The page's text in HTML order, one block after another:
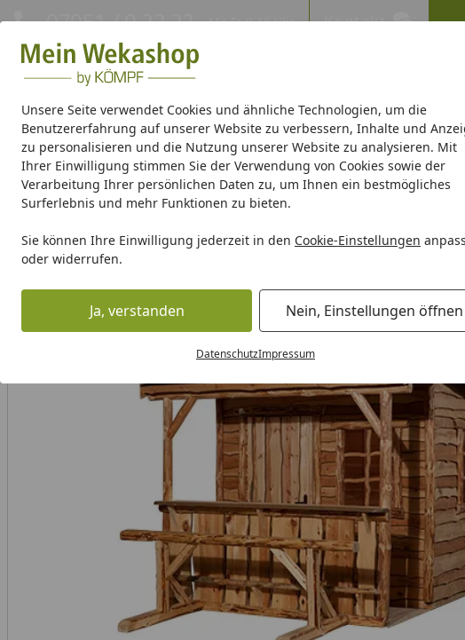
Unsere Seite verwendet Cookies und ähnliche Technologien, um die
Benutzererfahrung auf unserer Website zu verbessern, Inhalte und
zu personalisieren und die Nutzung unserer Website zu analysieren. Mit
Ihrer Einwilligung stimmen Sie der Verwendung von Cookies sowie der
Verarbeitung Ihrer persönlichen Daten zu, um Ihnen ein bestmögliches
Surferlebnis und mehr Funktionen zu bieten.
Sie können Ihre Einwilligung jederzeit in den Cookie-Einstellungen
oder widerrufen.
Ja, verstanden Nein, Einstellungen öffnen
DatenschutzImpressum
Eigene Montage-Teams
07051 / 9 22 22 Mo-Fr. 8-16 Uhr Kontakt
Gartenhaus Holz Gartenhaus Metall Pavillon Aufbewahrung
Weka Produktserien
Startseite
Gartenhaus Holz Gartenhaus nach Dachformen Gartenhaus